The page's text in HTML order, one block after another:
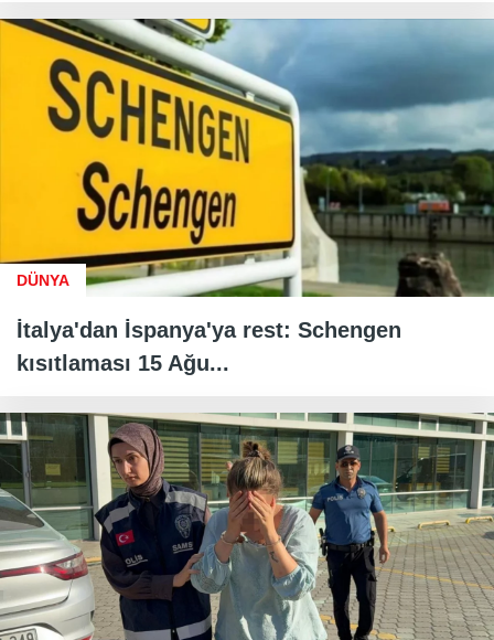
DÜNYA
İtalya'dan İspanya'ya rest: Schengen
kısıtlaması 15 Ağu...